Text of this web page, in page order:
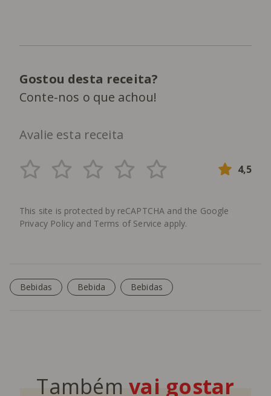
Gostou desta receita?
Conte-nos o que achou!
Avalie esta receita
4,5
This site is protected by reCAPTCHA and the Google
Privacy Policy and Terms of Service apply.
Bebidas Bebida Bebidas
Tambémvai gostar